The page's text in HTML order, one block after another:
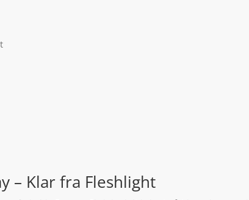
– Klar fra Fleshlight